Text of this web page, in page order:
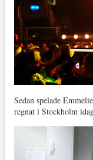
Sedan spelade
regnat i Stockholm